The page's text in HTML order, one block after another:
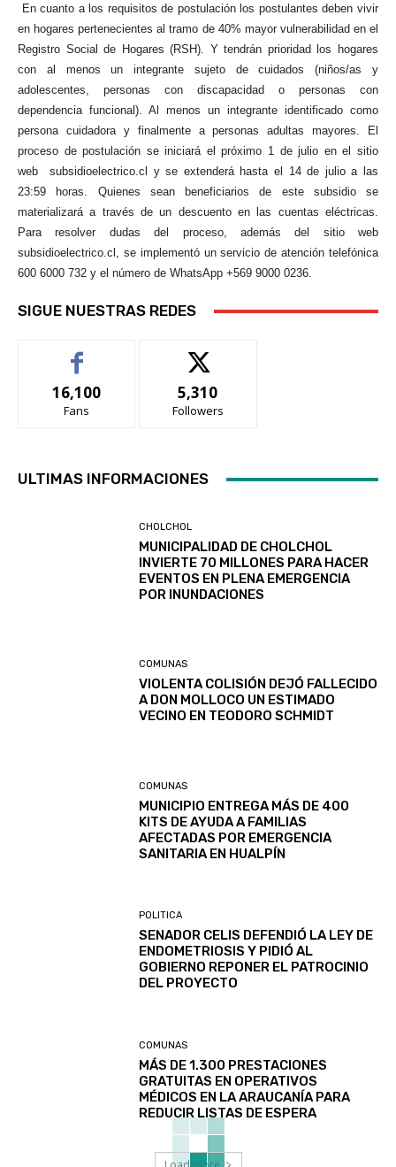
En cuanto a los requisitos de postulación los postulantes deben vivir
en hogares pertenecientes al tramo de 40% mayor vulnerabilidad en el
Registro Social de Hogares (RSH). Y tendrán prioridad los hogares
con al menos un integrante sujeto de cuidados (niños/as y
adolescentes, personas con discapacidad o personas con
dependencia funcional). Al menos un integrante identificado como
persona cuidadora y finalmente a personas adultas mayores. El
proceso de postulación se iniciará el próximo 1 de julio en el sitio
web subsidioelectrico.cl y se extenderá hasta el 14 de julio a las
23:59 horas. Quienes sean beneficiarios de este subsidio se
materializará a través de un descuento en las cuentas eléctricas.
Para resolver dudas del proceso, además del sitio web
subsidioelectrico.cl, se implementó un servicio de atención telefónica
600 6000 732 y el número de WhatsApp +569 9000 0236.
SIGUE NUESTRAS REDES
16,100
Fans
5,310
Followers
ULTIMAS INFORMACIONES
CHOLCHOL
MUNICIPALIDAD DE CHOLCHOL
INVIERTE 70 MILLONES PARA HACER
EVENTOS EN PLENA EMERGENCIA
POR INUNDACIONES
COMUNAS
VIOLENTA COLISIÓN DEJÓ FALLECIDO
A DON MOLLOCO UN ESTIMADO
VECINO EN TEODORO SCHMIDT
COMUNAS
MUNICIPIO ENTREGA MÁS DE 400
KITS DE AYUDA A FAMILIAS
AFECTADAS POR EMERGENCIA
SANITARIA EN HUALPÍN
POLITICA
SENADOR CELIS DEFENDIÓ LA LEY DE
ENDOMETRIOSIS Y PIDIÓ AL
GOBIERNO REPONER EL PATROCINIO
DEL PROYECTO
COMUNAS
MÁS DE 1.300 PRESTACIONES
GRATUITAS EN OPERATIVOS
MÉDICOS EN LA ARAUCANÍA PARA
REDUCIR LISTAS DE ESPERA